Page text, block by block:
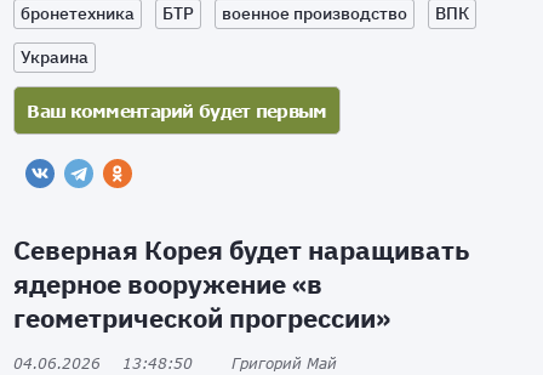
бронетехника БТР военное производство
ВПК
Украина
Северная Корея будет наращивать
ядерное вооружение «в
геометрической прогрессии»
04.06.2026 13:48:50 Григорий Май